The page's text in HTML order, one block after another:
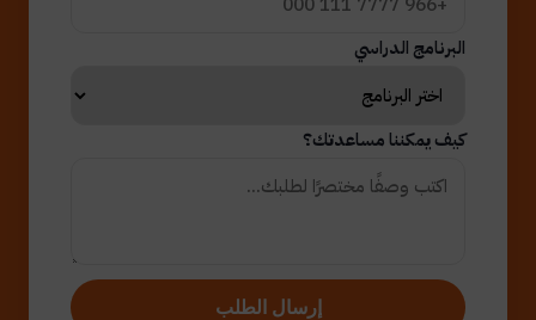
البرنامج الدراسي
كيف يمكننا مساعدتك؟
إرسال الطلب